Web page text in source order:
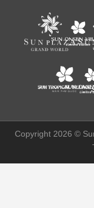
Copyright 2026 ©